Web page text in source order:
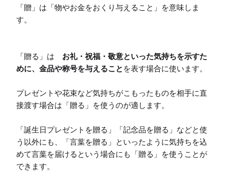
「贈」は「物やお金をおくり与えること」を意味しま
す。
「贈る」は お礼・祝福・敬意といった気持ちを示すた
めに、金品や称号を与えること を表す場合に使います。
プレゼントや花束など気持ちがこもったものを相手に直
接渡す場合は「贈る」を使うのが適します。
「誕生日プレゼントを贈る」「記念品を贈る」などと使
う以外にも、「言葉を贈る」といったように気持ちを込
めて言葉を届けるという場合にも「贈る」を使うことが
できます。